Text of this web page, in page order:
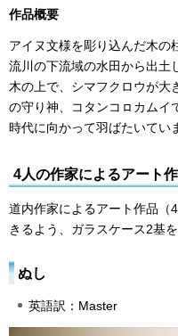
作品概要
アイヌ文様を彫り込んだ木の
流川の下流域の水田から出土
木の上で、シマフクロウが大
の守り神、コタンコㇿカムイ
時代に向かって羽ばたいてい
4人の作家によるアート
道内作家によるアート作品（
きるよう、ガラスケース2基を
ぬし
英語訳：Master